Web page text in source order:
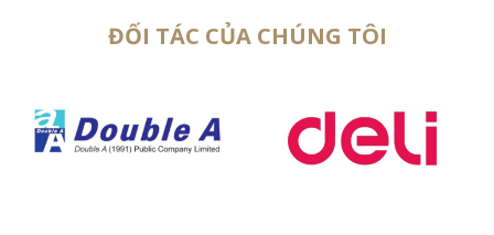
ĐỐI TÁC CỦA CHÚNG TÔI